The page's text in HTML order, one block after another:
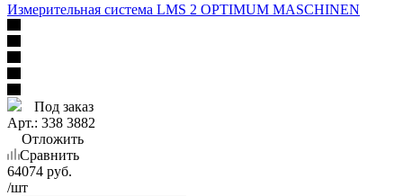
Измерительная система LMS 2 OPTIMUM MASCHINEN
Под заказ
Арт.: 338 3882
Отложить
Сравнить
64074 руб.
/шт